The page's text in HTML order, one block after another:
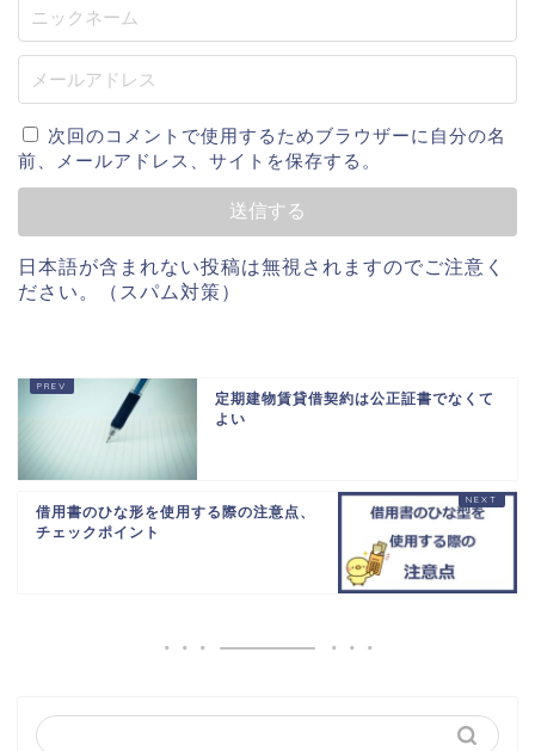
次回のコメントで使用するためブラウザーに自分の名
前、メールアドレス、サイトを保存する。
日本語が含まれない投稿は無視されますのでご注意く
ださい。（スパム対策）
定期建物賃貸借契約は公正証書でなくて
よい
借用書のひな形を使用する際の注意点、
チェックポイント